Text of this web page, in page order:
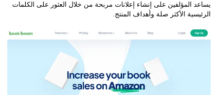
المؤلفين على إنشاء إعلانات مربحة من خلال العثور على الكلمات
الأكثر صلة وأهداف المنتج.